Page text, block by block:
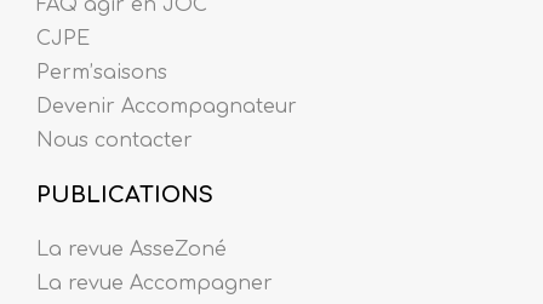
FAQ agir en JOC
CJPE
Perm’saisons
Devenir Accompagnateur
Nous contacter
PUBLICATIONS
La revue AsseZoné
La revue Accompagner